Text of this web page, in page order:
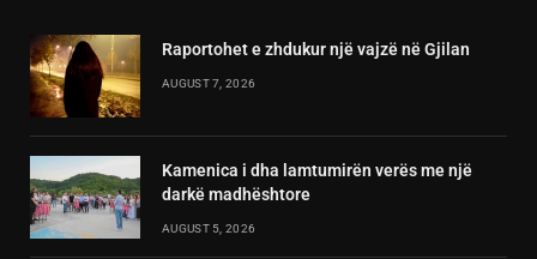
Raportohet e zhdukur një vajzë në Gjilan
AUGUST 7, 2026
Kamenica i dha lamtumirën verës me një
darkë madhështore
AUGUST 5, 2026